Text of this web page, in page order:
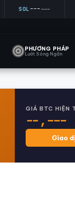
------
PHƯƠNG PHÁP
Lướt Sóng Ngắn
GIÁ BTC HIỆN
--,---
Giao